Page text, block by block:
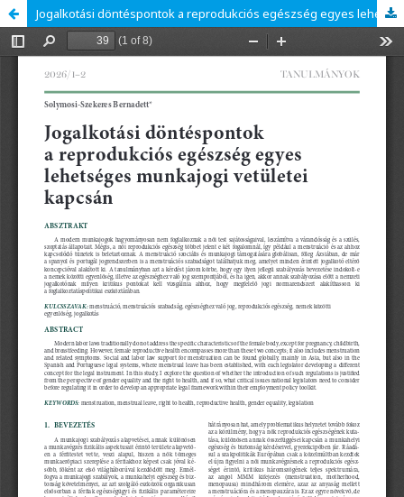
Jogalkotási döntéspontok a reprodukciós egészség egyes lehetséges munkajogi vetületei kapcsán